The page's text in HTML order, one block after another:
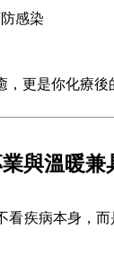
感染
，更是你化療後
與溫暖兼
看疾病本身，而